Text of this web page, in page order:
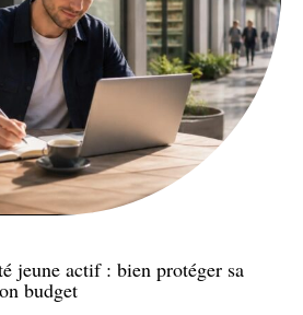
jeune actif : bien protéger sa
budget